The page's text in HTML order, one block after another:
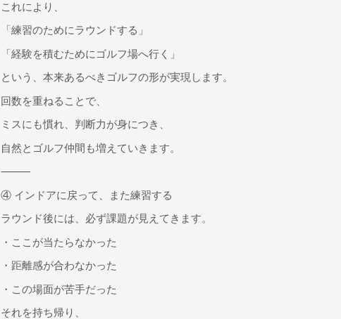
これにより、
「練習のためにラウンドする」
「経験を積むためにゴルフ場へ行く」
という、本来あるべきゴルフの形が実現します。
回数を重ねることで、
ミスにも慣れ、判断力が身につき、
自然とゴルフ仲間も増えていきます。
⸻
④ インドアに戻って、また練習する
ラウンド後には、必ず課題が見えてきます。
・ここが当たらなかった
・距離感が合わなかった
・この場面が苦手だった
それを持ち帰り、